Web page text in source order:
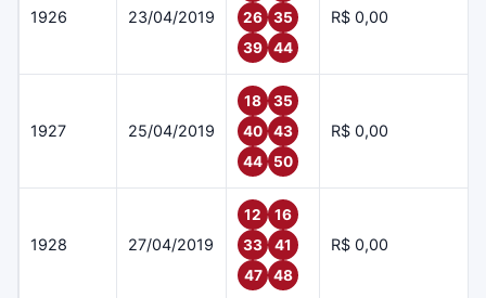
1926 23/04/2019
26
35
39
44
R$ 0,00
1927 25/04/2019
18
35
40
43
44
50
R$ 0,00
1928 27/04/2019
12
16
33
41
47
48
R$ 0,00